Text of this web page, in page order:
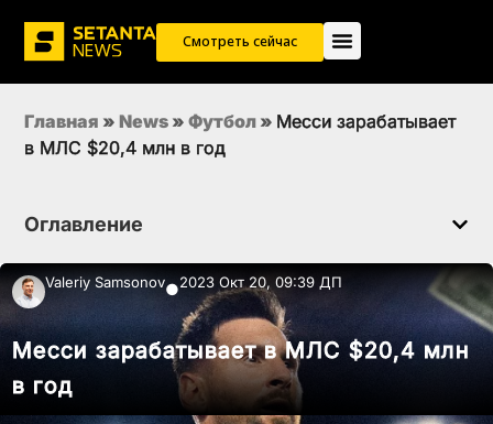
Смотреть сейчас
Главная » News » Футбол » Месси зарабатывает
в МЛС $20,4 млн в год
Оглавление
Valeriy Samsonov●2023 Окт 20, 09:39 ДП
Месси зарабатывает в МЛС $20,4 млн
в год